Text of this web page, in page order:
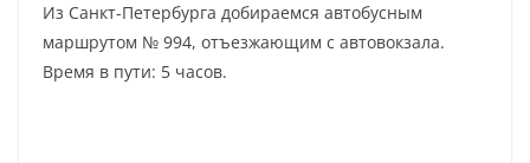
Из Санкт-Петербурга добираемся автобусным
маршрутом № 994, отъезжающим с автовокзала.
Время в пути: 5 часов.